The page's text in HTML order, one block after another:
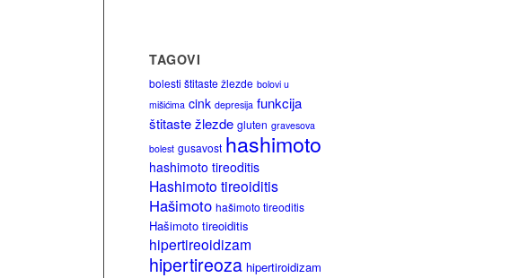
TAGOVI
bolesti štitaste žlezde bolovi u
mišićima cink depresija funkcija
štitaste žlezde gluten gravesova
bolest gusavost hashimoto
hashimoto tireoditis
Hashimoto tireoiditis
Hašimoto hašimoto tireoditis
Hašimoto tireoiditis
hipertireoidizam
hipertireoza hipertiroidizam